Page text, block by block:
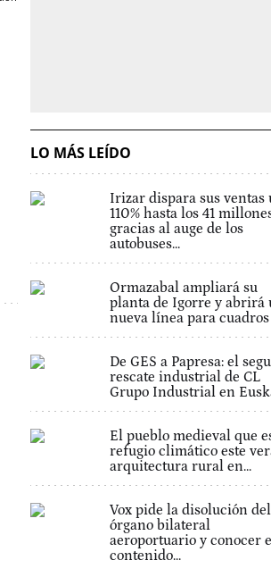
LO MÁS LEÍDO
Irizar dispara sus ventas
110% hasta los 41
gracias al auge de los
autobuses...
Ormazabal ampliará su
planta de Igorre y abrirá
nueva línea para cuadros
De GES a Papresa: el
rescate industrial de CL
Grupo Industrial en
El pueblo medieval que
refugio climático este
arquitectura rural en...
Vox pide la disolución del
órgano bilateral
aeroportuario y conocer
contenido...